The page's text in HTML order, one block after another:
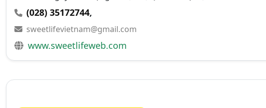
(028) 35172744,
sweetlifevietnam@gmail.com
www.sweetlifeweb.com